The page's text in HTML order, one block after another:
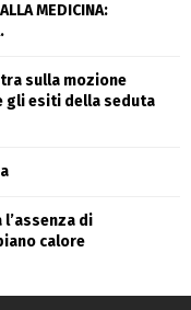
MEDICINA:
sulla mozione
gli esiti della seduta
di
calore